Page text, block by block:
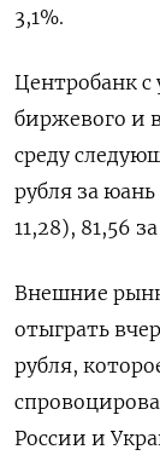
3,1%.
Центробанк
биржевого и
среду
рубля за
11,28), 81,56
Внешние
отыграть
рубля,
России и